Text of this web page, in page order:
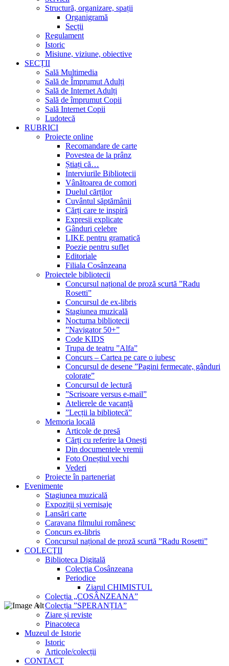
Structură, organizare, spații
Organigramă
Secții
Regulament
Istoric
Misiune, viziune, obiective
SECȚII
Sală Multimedia
Sală de Împrumut Adulți
Sală de Internet Adulți
Sală de împrumut Copii
Sală Internet Copii
Ludotecă
RUBRICI
Proiecte online
Recomandare de carte
Povestea de la prânz
Știați că…
Interviurile Bibliotecii
Vânătoarea de comori
Duelul cărților
Cuvântul săptămânii
Cărți care te inspiră
Expresii explicate
Gânduri celebre
LIKE pentru gramatică
Poezie pentru suflet
Editoriale
Filiala Cosânzeana
Proiectele bibliotecii
Concursul național de proză scurtă ”Radu
Rosetti”
Concursul de ex-libris
Stagiunea muzicală
Nocturna bibliotecii
”Navigator 50+”
Code KIDS
Trupa de teatru ”Alfa”
Concurs – Cartea pe care o iubesc
Concursul de desene ”Pagini fermecate, gânduri
colorate”
Concursul de lectură
”Scrisoare versus e-mail”
Atelierele de vacanță
”Lecții la bibliotecă”
Memoria locală
Articole de presă
Cărți cu referire la Onești
Din documentele vremii
Foto Oneștiul vechi
Vederi
Proiecte în parteneriat
Evenimente
Stagiunea muzicală
Expoziții și vernisaje
Lansări carte
Caravana filmului românesc
Concurs ex-libris
Concursul național de proză scurtă ”Radu Rosetti”
COLECŢII
Biblioteca Digitală
Colecţia Cosânzeana
Periodice
Ziarul CHIMISTUL
Colecția „COSÂNZEANA”
Colecția ”SPERANȚIA”
Ziare și reviste
Pinacoteca
Muzeul de Istorie
Istoric
Articole/colecții
CONTACT